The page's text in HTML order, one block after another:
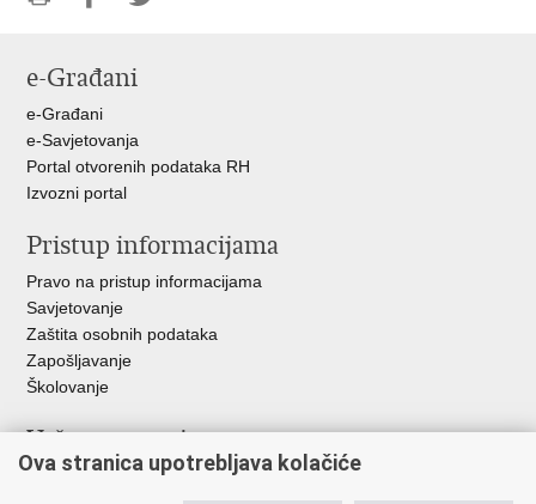
FacebookuTwitteru
e-Građani
e-Građani
e-Savjetovanja
Portal otvorenih podataka RH
Izvozni portal
Pristup informacijama
Pravo na pristup informacijama
Savjetovanje
Zaštita osobnih podataka
Zapošljavanje
Školovanje
Važne poveznice
Ministarstvo unutarnjih poslova
Ova stranica upotrebljava kolačiće